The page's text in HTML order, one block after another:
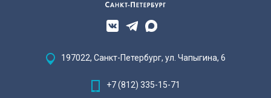
197022, Санкт-Петербург, ул. Чапыгина, 6
+7 (812) 335-15-71